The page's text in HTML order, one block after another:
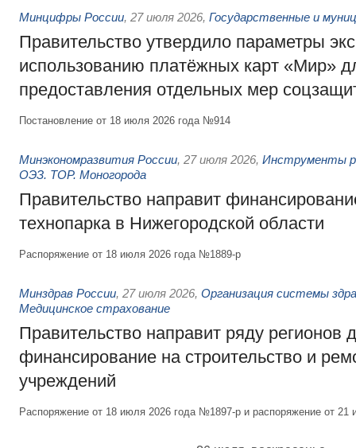
Минцифры России, 27 июля 2026, Государственные и
Правительство утвердило параметры
использованию платёжных карт «Мир»
предоставления отдельных мер
Постановление от 18 июля 2026 года №914
Минэкономразвития России, 27 июля 2026, Инструменты
ОЭЗ. ТОР. Моногорода
Правительство направит
технопарка в Нижегородской области
Распоряжение от 18 июля 2026 года №1889-р
Минздрав России, 27 июля 2026, Организация системы
Медицинское страхование
Правительство направит ряду регионов
финансирование на строительство и
учреждений
Распоряжение от 18 июля 2026 года №1897-р и распоряжение от